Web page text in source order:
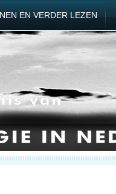
EN VERDER LEZEN